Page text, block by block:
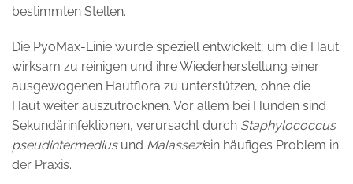
bestimmten Stellen.
Die PyoMax-Linie wurde speziell entwickelt, um die Haut
wirksam zu reinigen und ihre Wiederherstellung einer
ausgewogenen Hautflora zu unterstützen, ohne die
Haut weiter auszutrocknen. Vor allem bei Hunden sind
Sekundärinfektionen, verursacht durch Staphylococcus
pseudintermedius und Malasseziein häufiges Problem in
der Praxis.